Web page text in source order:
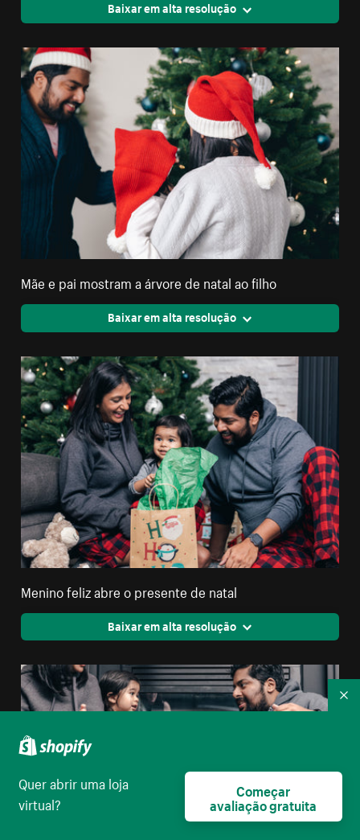
Baixar em alta resolução
Mãe e pai mostram a árvore de natal ao filho
Baixar em alta resolução
Menino feliz abre o presente de natal
Baixar em alta resolução
Quer abrir uma loja
virtual?
Começar
avaliação gratuita